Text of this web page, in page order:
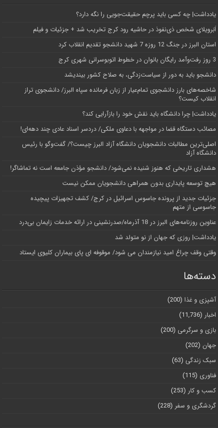
یادداشت| ‌چه کسی باید پرچم حقیقت‌جویی را نگه دارد؟
اَبَر‌ویلای شخص ذی‌نفوذ در حاشیه‌ رود کرج تخریب شد + جزئیات و فیلم
استان البرز در جنگ 12 روزه 7 شهید دانشجو تقدیم انقلاب کرد
3 روز رفت‌وآمد رایگان بانوان در خطوط اتوبوسرانی شهری کرج
دانشجو باید به دور از سیاست‌زدگی، به صلاح کشور بیندیشد
شاخصه‌های بارز دانشجوی تمام‌عیار از زبان فرمانده سپاه البرز/ دانشجوی تراز
انقلاب کیست؟
یادداشت| چرا دانشگاه باید نقش خود را بازآرایی کند؟
مصائب دستگاه قضا در مواجهه با دعاوی ملکی/ دردسر اسناد عادی چند‌ دهه‌ای!
اصلی‌ترین مطالبات دانشجویان دانشگاه آزاد البرز چیست؟/ گفت‌وگو با رئیس
دانشگاه آز‌اد
هشداری تاریخی که هنوز شنیده نمی‌شود/ دانشجو مؤذن جامعه است نه تماشاگر!
هیچ توسعه پایداری بدون همراهی دانشجویان ممکن نیست
جزئیات جدید از پرونده جاسوس اسرائیل در کرج/‌ کشف تجهیزات پیچیده
جاسوسی از متهم
عناوین روزنامه‌های البرز در ‌18 آذرماه/صدرنشینی در ارائه خدمات زایمان بی‌درد
یادداشت| روزی که جهان از نو متولد شد
وقتی وقف چراغ امید نیازمندان می شود/ موقوفه ای پای بیماران کلیوی ایستاد
دسته‌ها
آشپزی و غذا (200)
اخبار (11,736)
بازی و سرگرمی (200)
جهان (202)
سبک زندگی (63)
فناوری (115)
کسب و کار (253)
گردشگری و سفر (228)